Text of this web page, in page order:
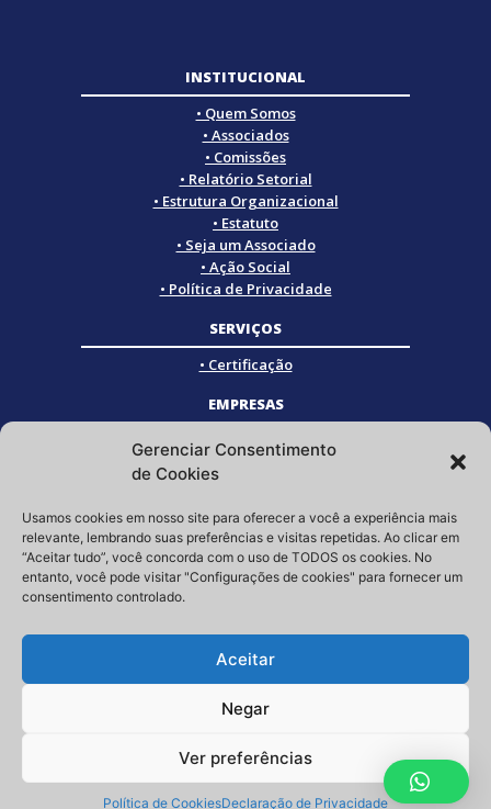
Gerenciar Consentimento
de Cookies
Usamos cookies em nosso site para oferecer a você a experiência mais
relevante, lembrando suas preferências e visitas repetidas. Ao clicar em
“Aceitar tudo”, você concorda com o uso de TODOS os cookies. No
entanto, você pode visitar "Configurações de cookies" para fornecer um
consentimento controlado.
Aceitar
Negar
Ver preferências
Política de CookiesDeclaração de Privacidade
INSTITUCIONAL
• Quem Somos
• Associados
• Comissões
• Relatório Setorial
• Estrutura Organizacional
• Estatuto
• Seja um Associado
• Ação Social
• Política de Privacidade
SERVIÇOS
• Certificação
EMPRESAS
• Empresas Associadas
• Empresas Certificadas
• Empresas Parceiras
SOCIAL
Siga a GRISTEC nas redes sociais
Copyright © 2023 | GRISTEC – Tel.: (11) 3807-3397 – E-mail:
contato@gristec.com.br